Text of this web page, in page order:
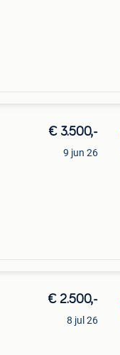
€ 3.500,-
9 jun 26
€ 2.500,-
8 jul 26